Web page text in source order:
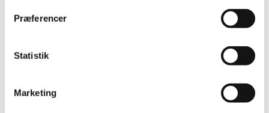
Præferencer
Statistik
Marketing
Bevillingen til at drive Faaborg Løve Apotek er ledig pr. 1.
1. september 2022